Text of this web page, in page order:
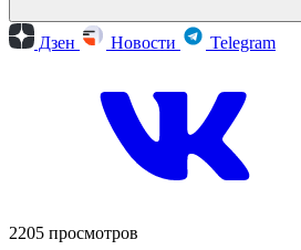
Дзен Новости Telegram
2205 просмотров